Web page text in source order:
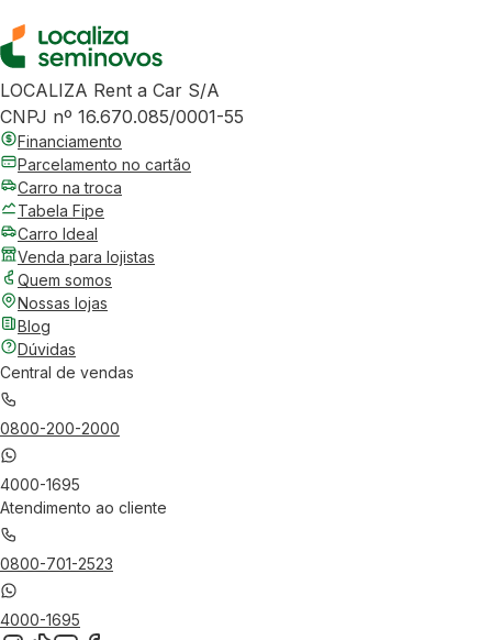
LOCALIZA Rent a Car S/A
CNPJ nº 16.670.085/0001-55
Financiamento
Parcelamento no cartão
Carro na troca
Tabela Fipe
Carro Ideal
Venda para lojistas
Quem somos
Nossas lojas
Blog
Dúvidas
Central de vendas
0800-200-2000
4000-1695
Atendimento ao cliente
0800-701-2523
4000-1695